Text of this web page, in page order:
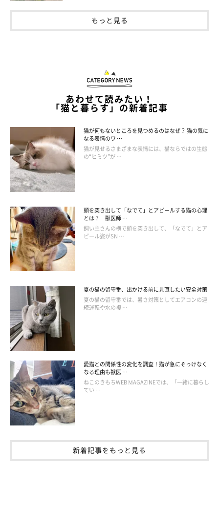
もっと見る
あわせて読みたい！
「猫と暮らす」の新着記事
猫が何もないところを見つめるのはなぜ？ 猫の気に
なる表情のワ …
猫が見せるさまざまな表情には、猫ならではの生態
の“ヒミツ”が …
頭を突き出して「なでて」とアピールする猫の心理
とは？ 獣医師 …
飼い主さんの横で頭を突き出して、「なでて」とア
ピール姿がSN …
夏の猫の留守番、出かける前に見直したい安全対策
夏の猫の留守番では、暑さ対策としてエアコンの連
続運転や水の複 …
愛猫との関係性の変化を調査！猫が急にそっけなく
なる理由も獣医 …
ねこのきもちWEB MAGAZINEでは、「一緒に暮らし
てい …
新着記事をもっと見る